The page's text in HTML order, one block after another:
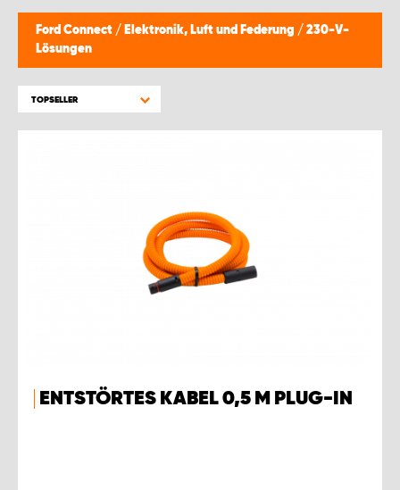
Ford Connect / Elektronik, Luft und Federung / 230-V-
Lösungen
TOPSELLER
ENTSTÖRTES KABEL 0,5 M PLUG-IN